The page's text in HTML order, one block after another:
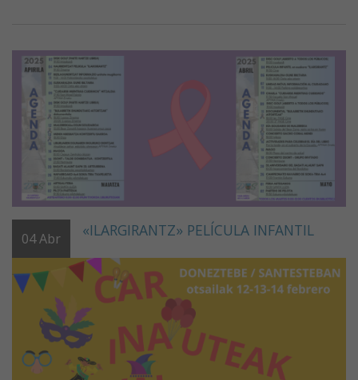
04Abr «ILARGIRANTZ» PELÍCULA INFANTIL